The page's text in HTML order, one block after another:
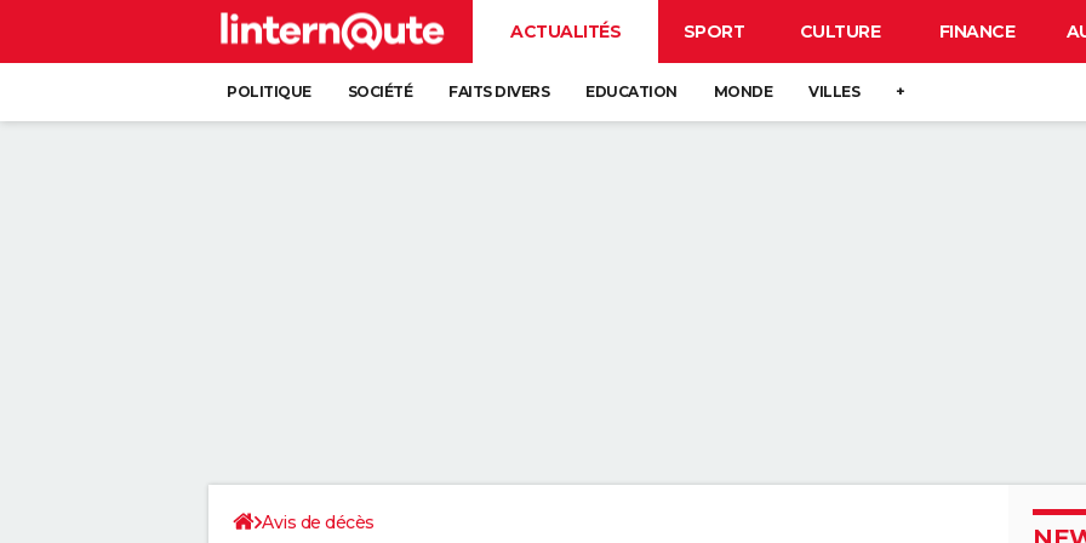
ACTUALITÉS SPORT CULTURE FINANCE
POLITIQUE SOCIÉTÉ FAITS DIVERS EDUCATION MONDE VILLES +
Avis de décès